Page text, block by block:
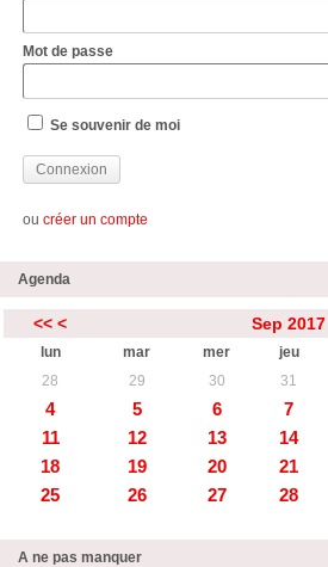
Mot de passe
Se souvenir de moi
ou créer un compte
Agenda
<< < Sep 2017
lun mar mer jeu
28
29 30 31
4
5 6 7
11
12 13 14
18
19 20 21
25
26 27 28
A ne pas manquer